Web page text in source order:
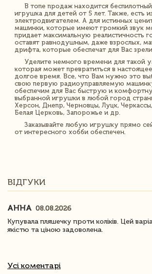
В топе продаж находится
игрушка для детей от 5 лет. Также, есть
электродвигателем. А для истинных
машинки, которые имеют громкий звук
придает максимальную реалистичность
оставят равнодушным, даже взрослых,
дрифта, которые обеспечат для Вас
Уделите немного времени для такой
которая может превратиться в
долгое время. Все, что Вам нужно это
свою первую радиоуправляемую
обеспечим для Вас быструю и
выбранной игрушки в любой город
Херсон, Днепр, Черновцы, Луцк,
Белая Церковь, Запорожье и др.
Заказывайте любую игрушку прямо
от интересного хобби обеспечен.
ВІДГУКИ
АННА 08.08.2026
Купувала пляшечку проти коліків. Цей
якістю та ціною задоволена.
Усі коментарі